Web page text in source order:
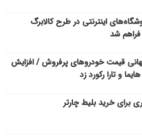
اینترنتی در طرح کالابرگ
شد
قیمت خودروهای پرفروش / افزایش
و تارا رکورد زد
برای خرید بلیط چارتر